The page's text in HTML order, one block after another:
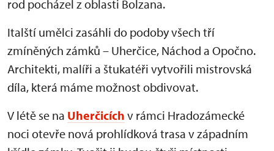
rod pocházel z oblasti Bolzana.
Italští umělci zasáhli do podoby všech tří
zmíněných zámků – Uherčice, Náchod a Opočno.
Architekti, malíři a štukatéři vytvořili mistrovská
díla, která máme možnost obdivovat.
V létě se na Uherčicích v rámci Hradozámecké
noci otevře nová prohlídková trasa v západním